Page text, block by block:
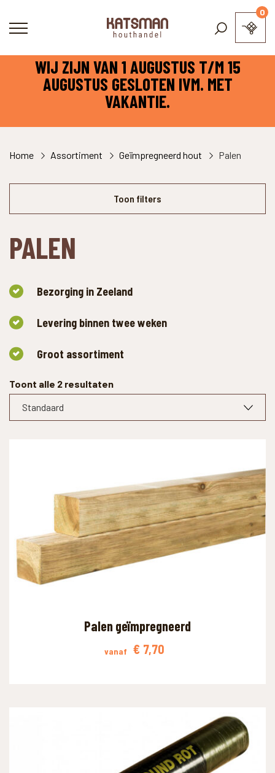
WIJ ZIJN VAN 1 AUGUSTUS T/M 15
AUGUSTUS GESLOTEN IVM. MET
VAKANTIE.
0
Home Assortiment Geïmpregneerd hout Palen
Toon filters
PALEN
Bezorging in Zeeland
Levering binnen twee weken
Groot assortiment
Toont alle 2 resultaten
Palen geïmpregneerd
vanaf € 7,70